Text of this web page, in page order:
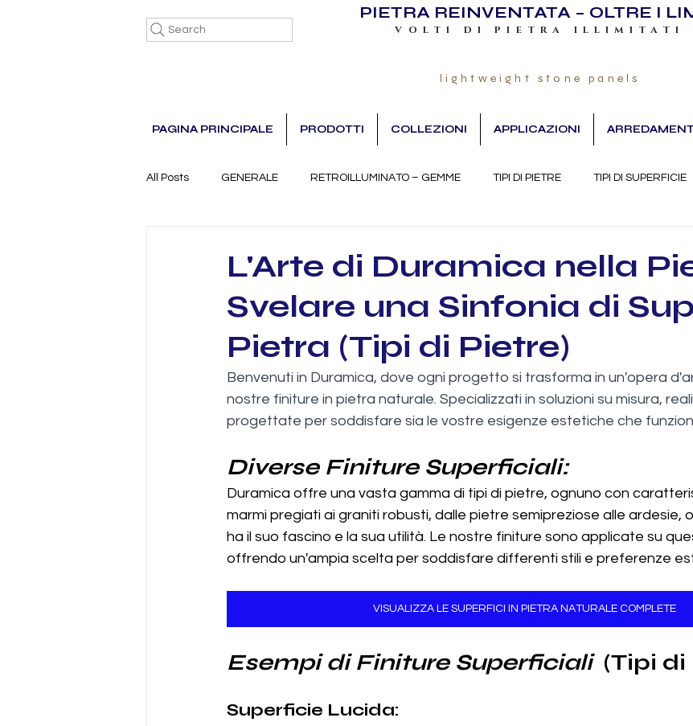
Search
PIETRA REINVENTATA – OLTRE I
VOLTI DI PIETRA ILLIMITATI
lightweight stone panels
PAGINA PRINCIPALE PRODOTTI COLLEZIONI APPLICAZIONI
All Posts GENERALE RETROILLUMINATO – GEMME TIPI DI PIETRE TIPI DI SUPERFICIE
L'Arte di Duramica nella
Svelare una Sinfonia di
Pietra (Tipi di Pietre)
Benvenuti in Duramica, dove ogni progetto si trasforma in un'opera
nostre finiture in pietra naturale. Specializzati in soluzioni su misura,
progettate per soddisfare sia le vostre esigenze estetiche che
Diverse Finiture Superficiali:
Duramica offre una vasta gamma di tipi di pietre, ognuno con
marmi pregiati ai graniti robusti, dalle pietre semipreziose alle ardesie,
ha il suo fascino e la sua utilità. Le nostre finiture sono applicate su
offrendo un'ampia scelta per soddisfare differenti stili e preferenze
VISUALIZZA LE SUPERFICI IN PIETRA NATURALE COMPLETE
Esempi di Finiture Superficiali (Tipi di
Superficie Lucida: